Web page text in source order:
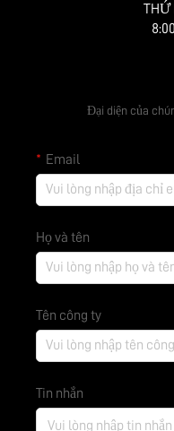
THỨ
Đại diện của
Email
Họ và tên
Tên công ty
Tin nhắn